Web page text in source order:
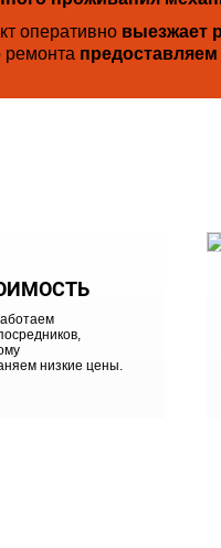
оперативно выезжает
ремонта предоставляем
низкие цены.